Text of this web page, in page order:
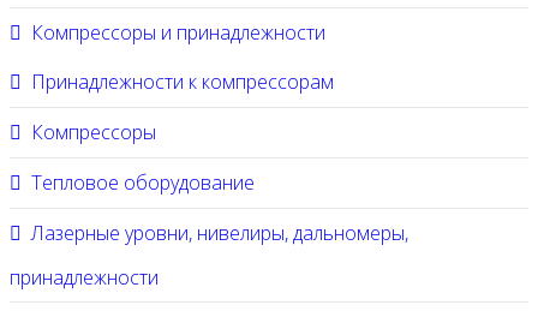
Компрессоры и принадлежности
Принадлежности к компрессорам
Компрессоры
Тепловое оборудование
Лазерные уровни, нивелиры, дальномеры,
принадлежности